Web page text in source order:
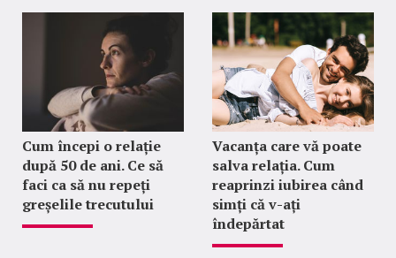
Cum începi o relație
după 50 de ani. Ce să
faci ca să nu repeți
greșelile trecutului
Vacanța care vă poate
salva relația. Cum
reaprinzi iubirea când
simți că v-ați
îndepărtat